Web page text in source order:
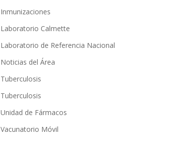
Inmunizaciones
Laboratorio Calmette
Laboratorio de Referencia Nacional
Noticias del Área
Tuberculosis
Tuberculosis
Unidad de Fármacos
Vacunatorio Móvil